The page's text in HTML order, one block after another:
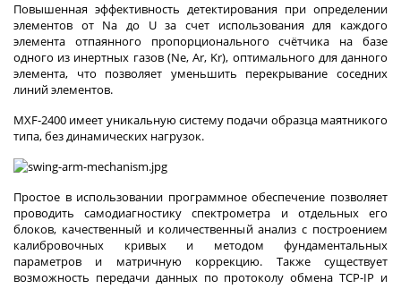
Повышенная эффективность детектирования при определении
элементов от Na до U за счет использования для каждого
элемента отпаянного пропорционального счётчика на базе
одного из инертных газов (Ne, Ar, Kr), оптимального для данного
элемента, что позволяет уменьшить перекрывание соседних
линий элементов.
MXF-2400 имеет уникальную систему подачи образца маятникого
типа, без динамических нагрузок.
Простое в использовании программное обеспечение позволяет
проводить самодиагностику спектрометра и отдельных его
блоков, качественный и количественный анализ с построением
калибровочных кривых и методом фундаментальных
параметров и матричную коррекцию. Также существует
возможность передачи данных по протоколу обмена TCP-IP и